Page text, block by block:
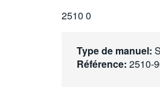
2510 0
Type de manuel:
Référence: 2510-